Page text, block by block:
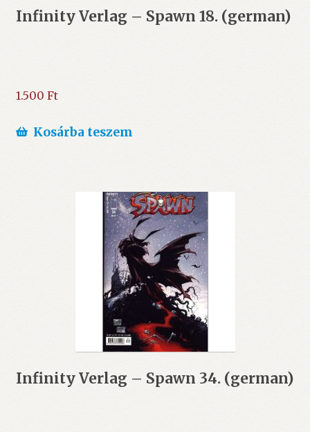
Infinity Verlag – Spawn 18. (german)
1.500 Ft
Kosárba teszem
Infinity Verlag – Spawn 34. (german)